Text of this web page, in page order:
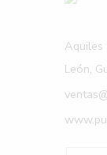
Aquiles
León,